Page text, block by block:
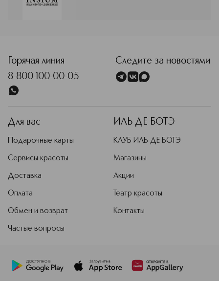
ACID, GLYCERIN
коррекцию существующих
признаков старения и активную
профилактику новых, с акцентом на
запатентованных комплексов
активных ингредиентов в высоких
концентрациях.
Горячая линия
8-800-100-00-05
Следите за новостями
Для вас
Подарочные карты
Сервисы красоты
Доставка
Оплата
Обмен и возврат
Частые вопросы
ИЛЬ ДЕ БОТЭ
КЛУБ ИЛЬ ДЕ БОТЭ
Магазины
Акции
Театр красоты
Контакты